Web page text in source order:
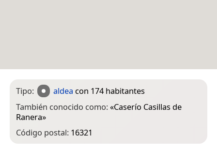
Tipo: aldea con 174 habitantes
También conocido como:«Caserío Casillas de
Ranera»
Código postal: 16321